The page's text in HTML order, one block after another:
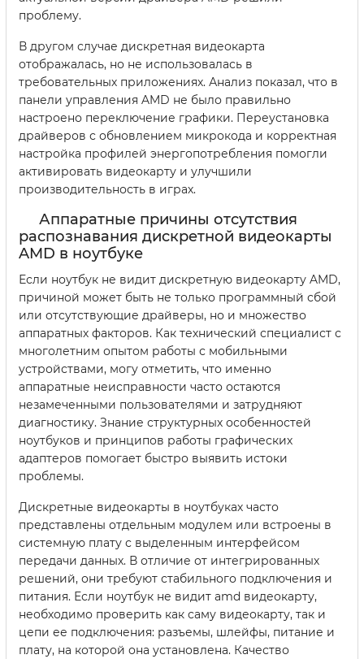
проблему.
В другом случае дискретная видеокарта
отображалась, но не использовалась в
требовательных приложениях. Анализ показал, что в
панели управления AMD не было правильно
настроено переключение графики. Переустановка
драйверов с обновлением микрокода и корректная
настройка профилей энергопотребления помогли
активировать видеокарту и улучшили
производительность в играх.
Аппаратные причины отсутствия
распознавания дискретной видеокарты
AMD в ноутбуке
Если ноутбук не видит дискретную видеокарту AMD,
причиной может быть не только программный сбой
или отсутствующие драйверы, но и множество
аппаратных факторов. Как технический специалист с
многолетним опытом работы с мобильными
устройствами, могу отметить, что именно
аппаратные неисправности часто остаются
незамеченными пользователями и затрудняют
диагностику. Знание структурных особенностей
ноутбуков и принципов работы графических
адаптеров помогает быстро выявить истоки
проблемы.
Дискретные видеокарты в ноутбуках часто
представлены отдельным модулем или встроены в
системную плату с выделенным интерфейсом
передачи данных. В отличие от интегрированных
решений, они требуют стабильного подключения и
питания. Если ноутбук не видит amd видеокарту,
необходимо проверить как саму видеокарту, так и
цепи ее подключения: разъемы, шлейфы, питание и
плату, на которой она установлена. Качество